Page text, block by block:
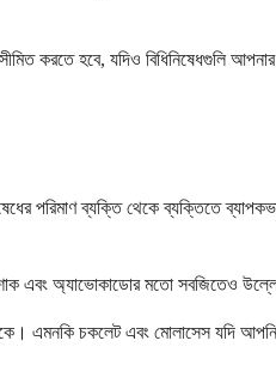
করতে হবে, যদিও বিধিনিষেধগুলি
পরিমাণ ব্যক্তি থেকে ব্যক্তিতে
এবং অ্যাভোকাডোর মতো সবজিতেও
এমনকি চকলেট এবং মোলাসেস যদি আপনি